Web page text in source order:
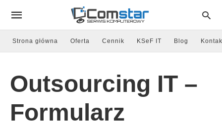
Strona główna Oferta Cennik KSeF IT Blog
Outsourcing IT –
Formularz